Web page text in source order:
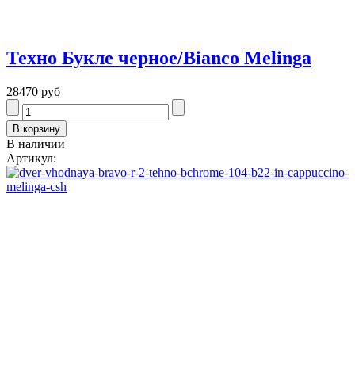
Техно Букле черное/Bianco Melinga
28470 руб
В наличии
Артикул: